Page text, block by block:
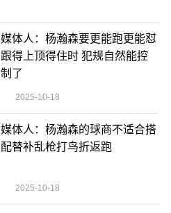
媒体人：杨瀚森要更能跑更能怼
跟得上顶得住时 犯规自然能控
制了
2025-10-18
媒体人：杨瀚森的球商不适合搭
配替补乱枪打鸟折返跑
2025-10-18